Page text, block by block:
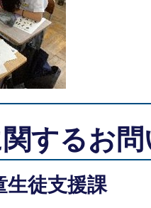
するお
生徒支援課